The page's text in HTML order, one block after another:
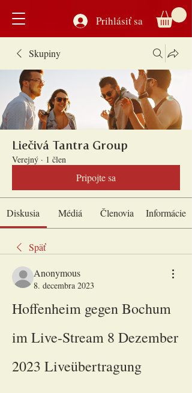
Prihlásiť sa
Skupiny
Liečivá Tantra Group
Verejný · 1 člen
Pripojte sa
Diskusia Médiá Členovia Informácie
Späť
Anonymous
8. decembra 2023
Hoffenheim gegen Bochum
im Live-Stream 8 Dezember
2023 Liveübertragung